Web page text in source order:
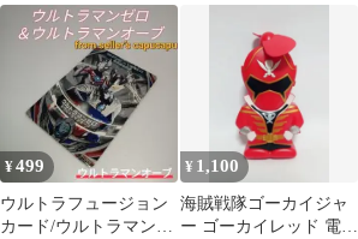
¥499
ウルトラフュージョン
カード/ウルトラマンゼ
¥ 1,100
海賊戦隊ゴーカイジャ
ー ゴーカイレッド 電池